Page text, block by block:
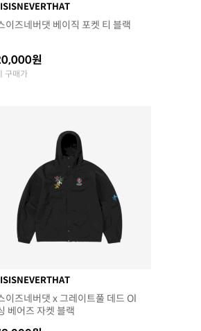
이즈네버댓 베이직 포켓 티 블랙
원
구매가
이즈네버댓 x 그레이트풀 데드 Ol
베어즈 자켓 블랙